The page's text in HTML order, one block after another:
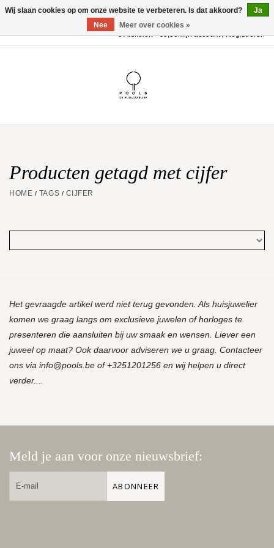
0 Artikelen - €0,00Mijn account / Registreren
Huwelijk
Aanbiedingen
Producten getagd met cijfer
HOME / TAGS / CIJFER
Het gevraagde artikel werd niet terug gevonden. Als huisjuwelier
komen we graag langs om exclusieve juwelen of horloges te
presenteren die aansluiten bij uw smaak en wensen. Liever een
juweel op maat? Ook daarvoor adviseren we u graag. Contacteer
ons via info@pools.be of +3251201256 en wij helpen u direct
verder....
Meld je aan voor onze nieuwsbrief:
ABONNEER
Wij slaan cookies op om onze website te verbeteren. Is dat akkoord?
Ja
Nee
Meer over cookies »